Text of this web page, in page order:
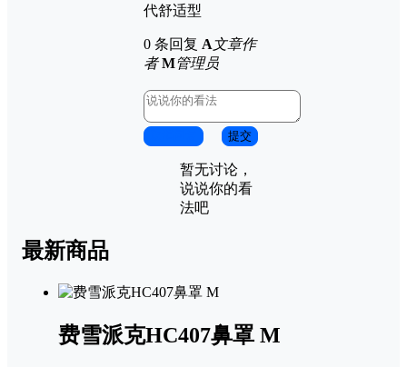
0 条回复 A文章作
者 M管理员
提交
暂无讨论，
说说你的看
法吧
最新商品
费雪派克HC407鼻罩 M